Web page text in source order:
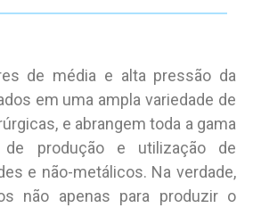
de média e alta pressão da
em uma ampla variedade de
e abrangem toda a gama
produção e utilização de
e não-metálicos. Na verdade,
não apenas para produzir o